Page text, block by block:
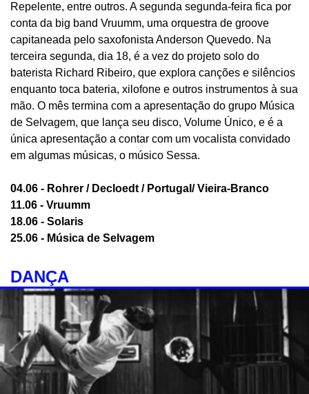
Repelente, entre outros. A segunda segunda-feira fica por
conta da big band Vruumm, uma orquestra de groove
capitaneada pelo saxofonista Anderson Quevedo. Na
terceira segunda, dia 18, é a vez do projeto solo do
baterista Richard Ribeiro, que explora canções e silêncios
enquanto toca bateria, xilofone e outros instrumentos à sua
mão. O mês termina com a apresentação do grupo Música
de Selvagem, que lança seu disco, Volume Único, e é a
única apresentação a contar com um vocalista convidado
em algumas músicas, o músico Sessa.
04.06 - Rohrer / Decloedt / Portugal/ Vieira-Branco
11.06 - Vruumm
18.06 - Solaris
25.06 - Música de Selvagem
DANÇA